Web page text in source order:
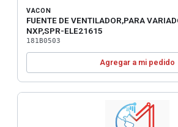
VACON
FUENTE DE VENTILADOR,PARA
NXP,SPR-ELE21615
181B0503
Agregar a mi pedido